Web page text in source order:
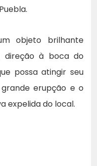
objeto brilhante
direção à boca do
possa atingir seu
erupção e o
expelida do local.